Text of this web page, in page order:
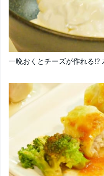
一晩おくとチーズが作れる!?